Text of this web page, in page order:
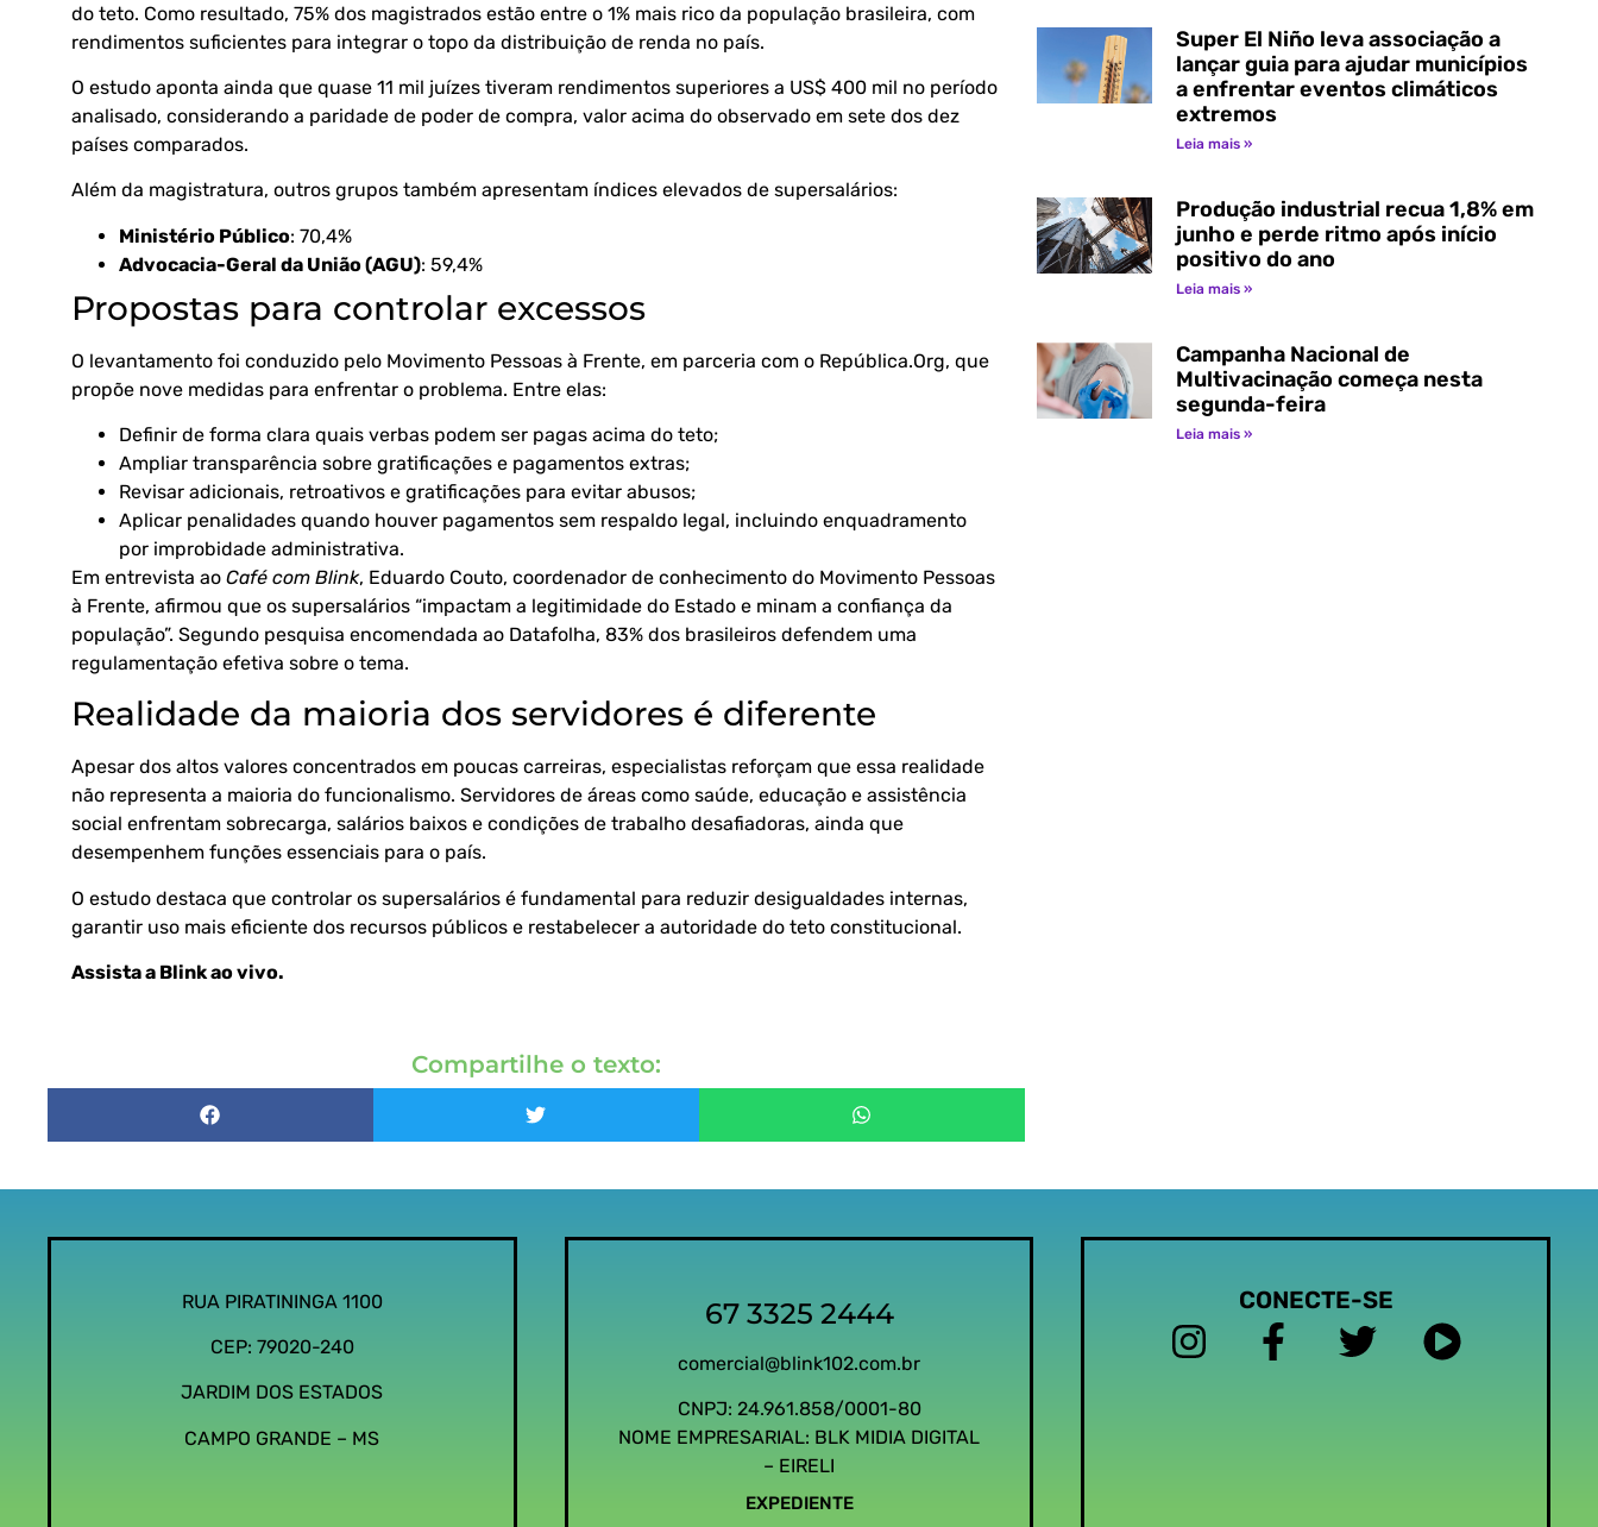
do teto. Como resultado, 75% dos magistrados estão entre o 1% mais rico da população brasileira, com
rendimentos suficientes para integrar o topo da distribuição de renda no país.
O estudo aponta ainda que quase 11 mil juízes tiveram rendimentos superiores a US$ 400 mil no período
analisado, considerando a paridade de poder de compra, valor acima do observado em sete dos dez
países comparados.
Além da magistratura, outros grupos também apresentam índices elevados de supersalários:
Ministério Público: 70,4%
Advocacia-Geral da União (AGU): 59,4%
Propostas para controlar excessos
O levantamento foi conduzido pelo Movimento Pessoas à Frente, em parceria com o República.Org, que
propõe nove medidas para enfrentar o problema. Entre elas:
Definir de forma clara quais verbas podem ser pagas acima do teto;
Ampliar transparência sobre gratificações e pagamentos extras;
Revisar adicionais, retroativos e gratificações para evitar abusos;
Aplicar penalidades quando houver pagamentos sem respaldo legal, incluindo enquadramento
por improbidade administrativa.
Em entrevista ao Café com Blink, Eduardo Couto, coordenador de conhecimento do Movimento Pessoas
à Frente, afirmou que os supersalários “impactam a legitimidade do Estado e minam a confiança da
população”. Segundo pesquisa encomendada ao Datafolha, 83% dos brasileiros defendem uma
regulamentação efetiva sobre o tema.
Realidade da maioria dos servidores é diferente
Apesar dos altos valores concentrados em poucas carreiras, especialistas reforçam que essa realidade
não representa a maioria do funcionalismo. Servidores de áreas como saúde, educação e assistência
social enfrentam sobrecarga, salários baixos e condições de trabalho desafiadoras, ainda que
desempenhem funções essenciais para o país.
O estudo destaca que controlar os supersalários é fundamental para reduzir desigualdades internas,
garantir uso mais eficiente dos recursos públicos e restabelecer a autoridade do teto constitucional.
Assista a Blink ao vivo.
Compartilhe o texto:
Super El Niño leva associação a
lançar guia para ajudar municípios
a enfrentar eventos climáticos
extremos
Leia mais »
Produção industrial recua 1,8% em
junho e perde ritmo após início
positivo do ano
Leia mais »
Campanha Nacional de
Multivacinação começa nesta
segunda-feira
Leia mais »
RUA PIRATININGA 1100
CEP: 79020-240
JARDIM DOS ESTADOS
CAMPO GRANDE – MS
67 3325 2444
comercial@blink102.com.br
CNPJ: 24.961.858/0001-80
NOME EMPRESARIAL: BLK MIDIA DIGITAL
– EIRELI
EXPEDIENTE
CONECTE-SE